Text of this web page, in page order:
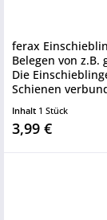
ferax
Belegen von
Die
Schienen
Inhalt 1 Stück
3,99 €